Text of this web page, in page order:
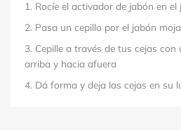
1. Rocíe el activador de jabón en
2. Pasa un cepillo por el jabón
3. Cepille a través de tus cejas
arriba y hacia afuera
4. Dá forma y deja las cejas en su